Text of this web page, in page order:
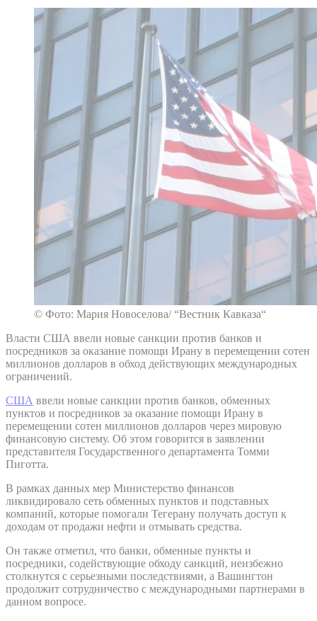
© Фото: Мария Новоселова/ “Вестник Кавказа“
Власти США ввели новые санкции против банков и
посредников за оказание помощи Ирану в перемещении сотен
миллионов долларов в обход действующих международных
ограничений.
США ввели новые санкции против банков, обменных
пунктов и посредников за оказание помощи Ирану в
перемещении сотен миллионов долларов через мировую
финансовую систему. Об этом говорится в заявлении
представителя Государственного департамента Томми
Пиготта.
В рамках данных мер Министерство финансов
ликвидировало сеть обменных пунктов и подставных
компаний, которые помогали Тегерану получать доступ к
доходам от продажи нефти и отмывать средства.
Он также отметил, что банки, обменные пункты и
посредники, содействующие обходу санкций, неизбежно
столкнутся с серьезными последствиями, а Вашингтон
продолжит сотрудничество с международными партнерами в
данном вопросе.